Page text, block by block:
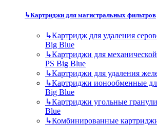
↳Картриджи для магистральных фильтров
↳Картридж для удаления
Big Blue
↳Картриджи для
PS Big Blue
↳Картриджи для удаления
↳Картриджи ионообменные
Big Blue
↳Картриджи угольные
Blue
↳Комбинированные